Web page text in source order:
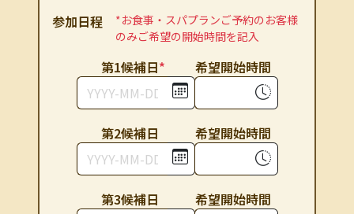
参加⽇程
*お⾷事・スパプランご予約のお客様
のみご希望の開始時間を記⼊
第1候補⽇* 希望開始時間
第2候補⽇ 希望開始時間
第3候補⽇ 希望開始時間